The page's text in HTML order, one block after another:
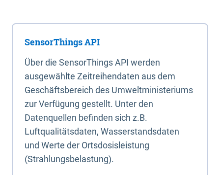
SensorThings API
Über die SensorThings API werden
ausgewählte Zeitreihendaten aus dem
Geschäftsbereich des Umweltministeriums
zur Verfügung gestellt. Unter den
Datenquellen befinden sich z.B.
Luftqualitätsdaten, Wasserstandsdaten
und Werte der Ortsdosisleistung
(Strahlungsbelastung).